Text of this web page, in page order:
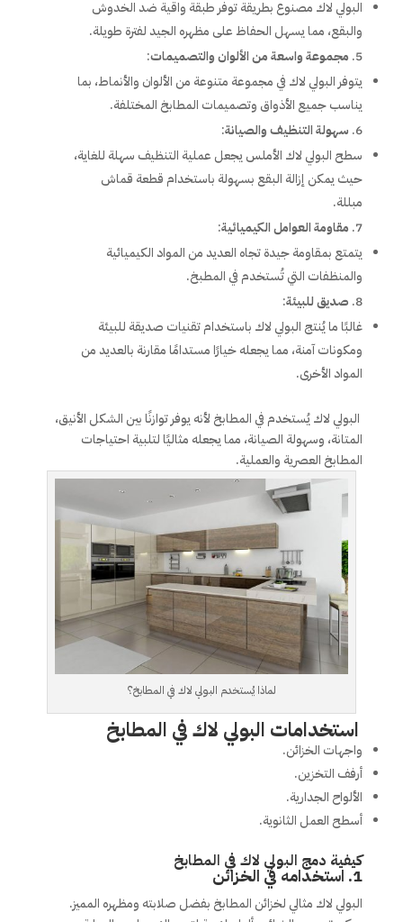
البولي لاك مصنوع بطريقة توفر طبقة واقية ضد الخدوش
والبقع، مما يسهل الحفاظ على مظهره الجيد لفترة طويلة.
مجموعة واسعة من الألوان والتصميمات:
يتوفر البولي لاك في مجموعة متنوعة من الألوان والأنماط، بما
يناسب جميع الأذواق وتصميمات المطابخ المختلفة.
سهولة التنظيف والصيانة:
سطح البولي لاك الأملس يجعل عملية التنظيف سهلة للغاية،
حيث يمكن إزالة البقع بسهولة باستخدام قطعة قماش
مبللة.
مقاومة العوامل الكيميائية:
يتمتع بمقاومة جيدة تجاه العديد من المواد الكيميائية
والمنظفات التي تُستخدم في المطبخ.
صديق للبيئة:
غالبًا ما يُنتج البولي لاك باستخدام تقنيات صديقة للبيئة
ومكونات آمنة، مما يجعله خيارًا مستدامًا مقارنة بالعديد من
المواد الأخرى.
البولي لاك يُستخدم في المطابخ لأنه يوفر توازنًا بين الشكل الأنيق،
المتانة، وسهولة الصيانة، مما يجعله مثاليًا لتلبية احتياجات
المطابخ العصرية والعملية.
لماذا يُستخدم البولي لاك في المطابخ؟
استخدامات البولي لاك في المطابخ
واجهات الخزائن.
أرفف التخزين.
الألواح الجدارية.
أسطح العمل الثانوية.
كيفية دمج البولي لاك في المطابخ
1. استخدامه في الخزائن
البولي لاك مثالي لخزائن المطابخ بفضل صلابته ومظهره المميز.